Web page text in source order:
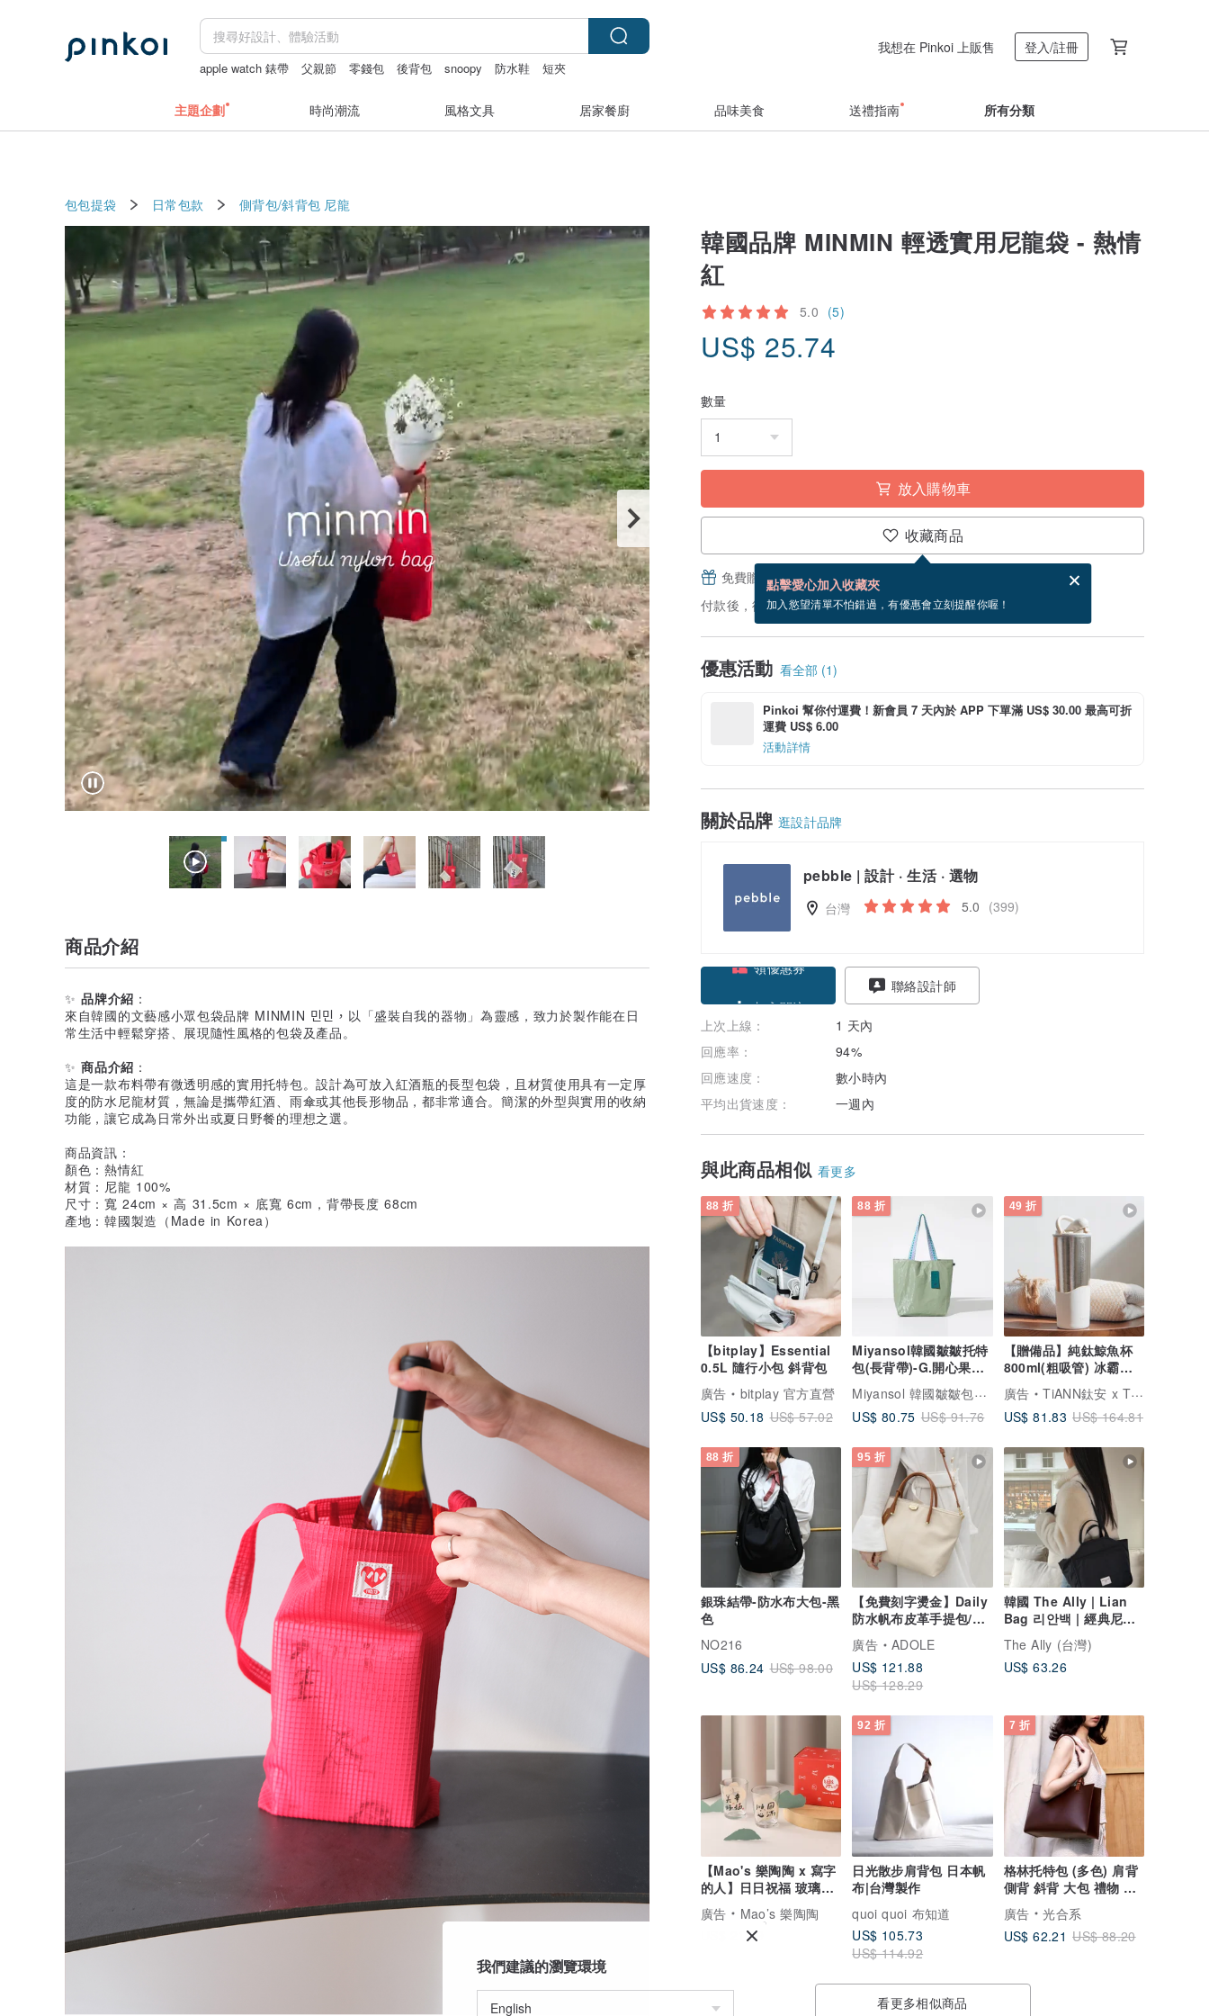
apple watch 錶帶 父親節 零錢包 後背包 snoopy 防水鞋
短夾
我想在 Pinkoi 上販售 登入/註冊
主題企劃 時尚潮流 風格文具 居家餐廚 品味美食 送禮指南 所有分類
包包提袋 日常包款 側背包/斜背包 尼龍
韓國品牌 MINMIN 輕透實用尼龍袋 - 熱情
紅
5.0 (5)
US$ 25.74
數量
放入購物車
收藏商品
點擊愛心加入收藏夾
加入慾望清單不怕錯過，有優惠會立刻提醒你喔！
免費贈送電子賀卡，結帳完成後填寫
付款後，從備貨到寄出商品為 4 個工作天。（不包含假日）
優惠活動 看全部 (1)
Pinkoi 幫你付運費！新會員 7 天內於 APP 下單滿 US$ 30.00 最高可折
運費 US$ 6.00
活動詳情
關於品牌 逛設計品牌
pebble | 設計 · 生活 · 選物
台灣 5.0 (399)
加入關注
聯絡設計師
上次上線：
1 天內
回應率：
94%
回應速度：
數小時內
平均出貨速度：
一週內
與此商品相似 看更多
88 折
【bitplay】Essential
0.5L 隨行小包 斜背包
廣告
bitplay 官方直營
US$ 50.18 US$ 57.02
88 折
Miyansol韓國皺皺托特
包(長背帶)-G.開心果綠
防水輕量通勤款
Miyansol 韓國皺皺包┃台灣總代理
US$ 80.75 US$ 91.76
49 折
【贈備品】純鈦鯨魚杯
800ml(粗吸管) 冰霸杯/
吸管杯/飲料杯
廣告
TiANN鈦安 x TiKOBO鈦工坊
US$ 81.83 US$ 164.81
88 折
銀珠結帶-防水布大包-黑
色
NO216
US$ 86.24 US$ 98.00
95 折
【免費刻字燙金】Daily
防水帆布皮革手提包/米
(客製化禮物)
廣告
ADOLE
US$ 121.88
US$ 128.29
韓國 The Ally | Lian
Bag 리안백 | 經典尼龍
包 | 附小收納包
The Ally (台灣)
US$ 63.26
【Mao's 樂陶陶 x 寫字
的人】日日祝福 玻璃杯
禮盒組
廣告
Mao’s 樂陶陶
US$ 21.39
92 折
日光散步肩背包 日本帆
布|台灣製作
quoi quoi 布知道
US$ 105.73
US$ 114.92
7 折
格林托特包 (多色) 肩背
側背 斜背 大包 禮物 復
古 手工 生日 皮
廣告
光合系
US$ 62.21 US$ 88.20
看更多相似商品
商品介紹
✨品牌介紹 ：
來自韓國的文藝感小眾包袋品牌 MINMIN 민민，以「盛裝自我的器物」為靈感，致力於製作能在日
常生活中輕鬆穿搭、展現隨性風格的包袋及產品。
✨商品介紹 ：
這是一款布料帶有微透明感的實用托特包。設計為可放入紅酒瓶的長型包袋，且材質使用具有一定厚
度的防水尼龍材質，無論是攜帶紅酒、雨傘或其他長形物品，都非常適合。簡潔的外型與實用的收納
功能，讓它成為日常外出或夏日野餐的理想之選。
商品資訊：
顏色：熱情紅
材質：尼龍 100%
尺寸：寬 24cm × 高 31.5cm × 底寬 6cm，背帶長度 68cm
產地：韓國製造（Made in Korea）
我們建議的瀏覽環境